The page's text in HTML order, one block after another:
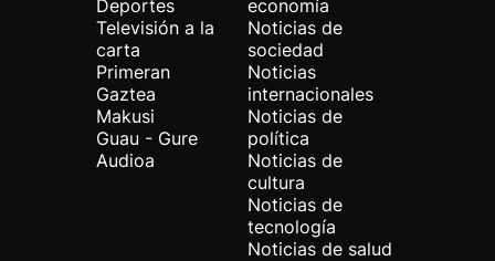
Deportes
Televisión a la
carta
Primeran
Gaztea
Makusi
Guau - Gure
Audioa
economía
Noticias de
sociedad
Noticias
internacionales
Noticias de
política
Noticias de
cultura
Noticias de
tecnología
Noticias de salud